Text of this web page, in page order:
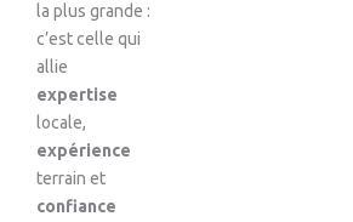
la plus grande :
c’est celle qui
allie
expertise
locale,
expérience
terrain et
confiance